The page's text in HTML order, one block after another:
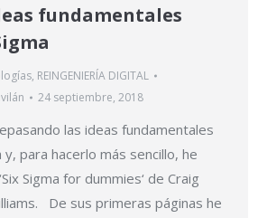
fundamentales
, REINGENIERÍA DIGITAL
24 septiembre, 2018
las ideas fundamentales
y, para hacerlo más sencillo, he
Sigma for dummies‘ de Craig
De sus primeras páginas he